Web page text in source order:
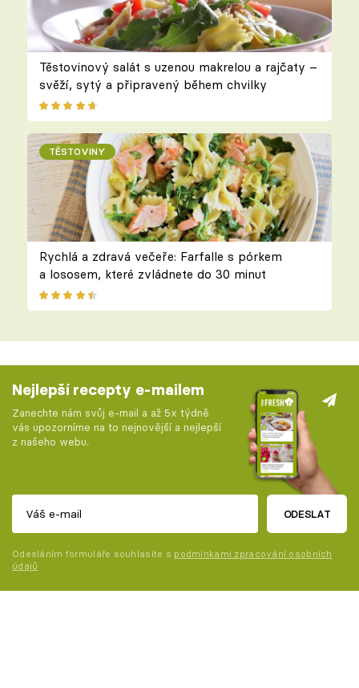
Těstovinový salát s uzenou makrelou a rajčaty –
svěží, sytý a připravený během chvilky
TĚSTOVINY
Rychlá a zdravá večeře: Farfalle s pórkem
a lososem, které zvládnete do 30 minut
Nejlepší recepty e-mailem
Zanechte nám svůj e-mail a až 5x týdně
vás upozorníme na to nejnovější a nejlepší
z našeho webu.
ODESLAT
Odesláním formuláře souhlasíte s podmínkami zpracování osobních
údajů